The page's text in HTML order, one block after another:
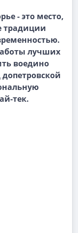
- это место,
традиции
лучших
воедино
тек.